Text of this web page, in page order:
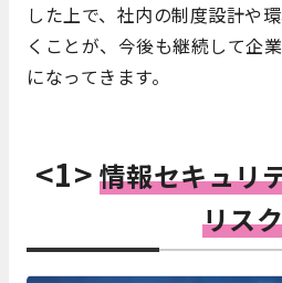
した上で、社内の制度設計や
くことが、今後も継続して企
になってきます。
<1> 情報セキュリ
リス